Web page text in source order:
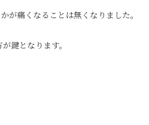
が痛くなることは無くなりました。
鍵となります。